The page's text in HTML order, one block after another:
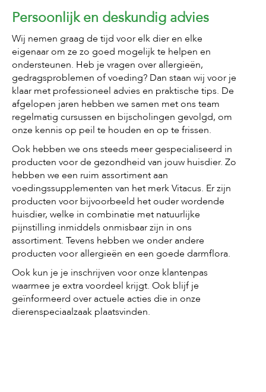
Persoonlijk en deskundig advies
Wij nemen graag de tijd voor elk dier en elke
eigenaar om ze zo goed mogelijk te helpen en
ondersteunen. Heb je vragen over allergieën,
gedragsproblemen of voeding? Dan staan wij voor je
klaar met professioneel advies en praktische tips. De
afgelopen jaren hebben we samen met ons team
regelmatig cursussen en bijscholingen gevolgd, om
onze kennis op peil te houden en op te frissen.
Ook hebben we ons steeds meer gespecialiseerd in
producten voor de gezondheid van jouw huisdier. Zo
hebben we een ruim assortiment aan
voedingssupplementen van het merk Vitacus. Er zijn
producten voor bijvoorbeeld het ouder wordende
huisdier, welke in combinatie met natuurlijke
pijnstilling inmiddels onmisbaar zijn in ons
assortiment. Tevens hebben we onder andere
producten voor allergieën en een goede darmflora.
Ook kun je je inschrijven voor onze klantenpas
waarmee je extra voordeel krijgt. Ook blijf je
geïnformeerd over actuele acties die in onze
dierenspeciaalzaak plaatsvinden.